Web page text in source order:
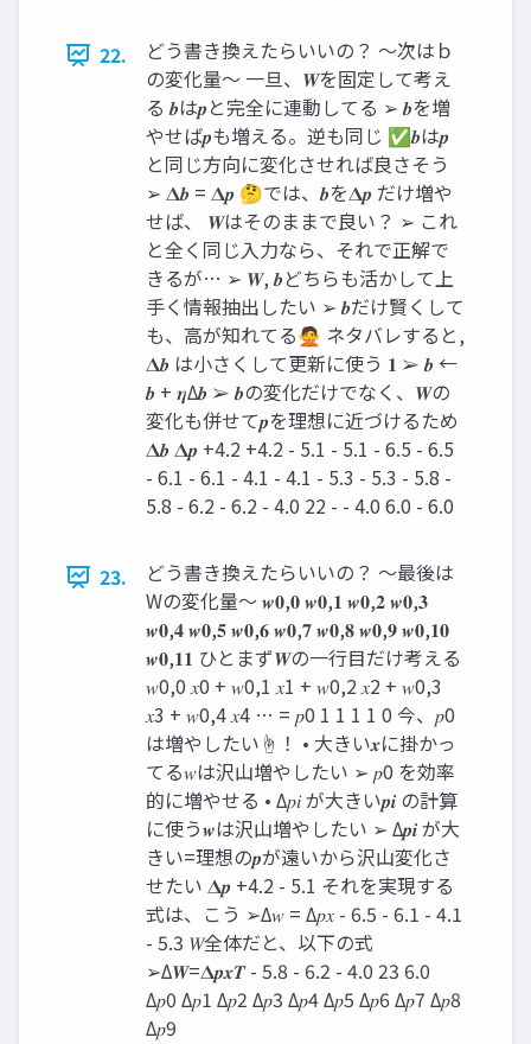
22.
どう書き換えたらいいの？ ～次はｂ
の変化量～ 一旦、𝑾を固定して考え
る 𝒃は𝒑と完全に連動してる ➢ 𝒃を増
やせば𝒑も増える。逆も同じ ✅𝒃は𝒑
と同じ方向に変化させれば良さそう
➢ 𝚫𝒃 = 𝚫𝒑 🤔では、𝒃を𝚫𝒑 だけ増や
せば、 𝑾はそのままで良い？ ➢ これ
と全く同じ入力なら、それで正解で
きるが… ➢ 𝑾, 𝒃どちらも活かして上
手く情報抽出したい ➢ 𝒃だけ賢くして
も、高が知れてる🙅 ネタバレすると,
𝚫𝒃 は小さくして更新に使う 𝟏 ➢ 𝒃 ←
𝒃 + 𝜼Δ𝒃 ➢ 𝒃の変化だけでなく、𝑾の
変化も併せて𝒑を理想に近づけるため
𝚫𝒃 𝚫𝒑 +4.2 +4.2 - 5.1 - 5.1 - 6.5 - 6.5
- 6.1 - 6.1 - 4.1 - 4.1 - 5.3 - 5.3 - 5.8 -
5.8 - 6.2 - 6.2 - 4.0 22 - - 4.0 6.0 - 6.0
23.
どう書き換えたらいいの？ ～最後は
Wの変化量～ 𝒘𝟎,𝟎 𝒘𝟎,𝟏 𝒘𝟎,𝟐 𝒘𝟎,𝟑
𝒘𝟎,𝟒 𝒘𝟎,𝟓 𝒘𝟎,𝟔 𝒘𝟎,𝟕 𝒘𝟎,𝟖 𝒘𝟎,𝟗 𝒘𝟎,𝟏𝟎
𝒘𝟎,𝟏𝟏 ひとまず𝑾の一行目だけ考える
𝑤0,0 𝑥0 + 𝑤0,1 𝑥1 + 𝑤0,2 𝑥2 + 𝑤0,3
𝑥3 + 𝑤0,4 𝑥4 … = 𝑝0 1 1 1 1 0 今、𝑝0
は増やしたい☝！ • 大きい𝒙に掛かっ
てる𝑤は沢山増やしたい ➢ 𝑝0 を効率
的に増やせる • Δ𝑝𝑖 が大きい𝒑𝒊 の計算
に使う𝒘は沢山増やしたい ➢ Δ𝒑𝒊 が大
きい=理想の𝒑が遠いから沢山変化さ
せたい 𝚫𝒑 +4.2 - 5.1 それを実現する
式は、こう ➢Δ𝑤 = Δ𝑝𝑥 - 6.5 - 6.1 - 4.1
- 5.3 𝑊全体だと、以下の式
➢Δ𝑾=𝚫𝒑𝒙𝑻 - 5.8 - 6.2 - 4.0 23 6.0
Δ𝑝0 Δ𝑝1 Δ𝑝2 Δ𝑝3 Δ𝑝4 Δ𝑝5 Δ𝑝6 Δ𝑝7 Δ𝑝8
Δ𝑝9